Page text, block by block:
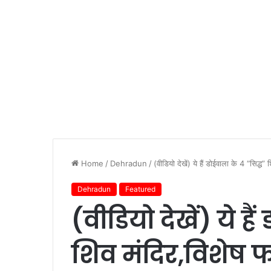
Home / Dehradun / (वीडियो देखें) ये हैं डोईवाला के 4
Dehradun Featured
(वीडियो देखें) ये हैं
शिव मंदिर,विशेष